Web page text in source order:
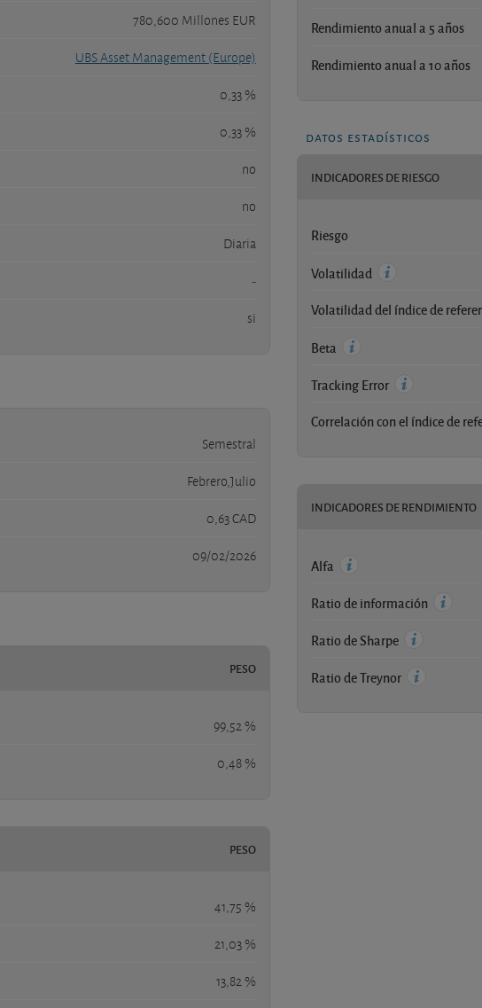
780,600 Millones EUR
UBS Asset Management (Europe)
0,33 %
0,33 %
no
no
Diaria
-
si
Semestral
Febrero,Julio
0,63 CAD
09/02/2026
PESO
99,52 %
0,48 %
PESO
41,75 %
21,03 %
13,82 %
Rendimiento anual a 5 años
Rendimiento anual a 10 años
datos estadísticos
INDICADORES DE RIESGO
Riesgo
Volatilidad
Volatilidad del índice de
Beta
Tracking Error
Correlación con el índice de
INDICADORES DE RENDIMIENTO
Alfa
Ratio de información
Ratio de Sharpe
Ratio de Treynor